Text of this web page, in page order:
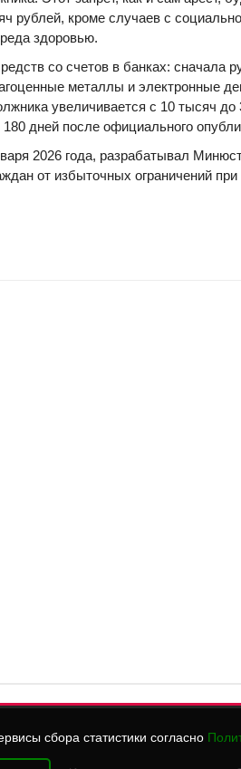
рублей, кроме случаев с
здоровью.
со счетов в банках: сначала
металлы и электронные
увеличивается с 10 тысяч до
дней после официального
2026 года, разрабатывал
от избыточных ограничений при
сбора статистики согласно